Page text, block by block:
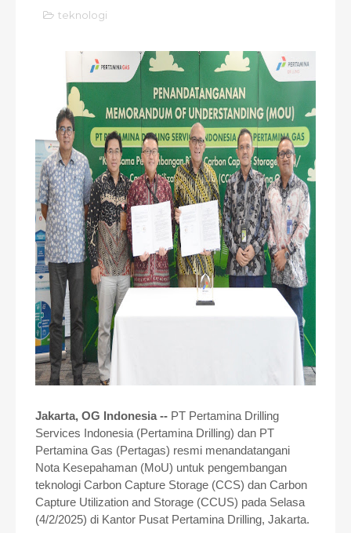
teknologi
Jakarta, OG Indonesia -- PT Pertamina Drilling
Services Indonesia (Pertamina Drilling) dan PT
Pertamina Gas (Pertagas) resmi menandatangani
Nota Kesepahaman (MoU) untuk pengembangan
teknologi Carbon Capture Storage (CCS) dan Carbon
Capture Utilization and Storage (CCUS) pada Selasa
(4/2/2025) di Kantor Pusat Pertamina Drilling, Jakarta.